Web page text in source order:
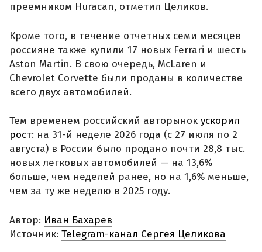
преемником Huracan, отметил Целиков.
Кроме того, в течение отчетных семи месяцев
россияне также купили 17 новых Ferrari и шесть
Aston Martin. В свою очередь, McLaren и
Chevrolet Corvette были проданы в количестве
всего двух автомобилей.
Тем временем российский авторынок ускорил
рост: на 31-й неделе 2026 года (с 27 июля по 2
августа) в России было продано почти 28,8 тыс.
новых легковых автомобилей — на 13,6%
больше, чем неделей ранее, но на 1,6% меньше,
чем за ту же неделю в 2025 году.
Автор: Иван Бахарев
Источник: Telegram-канал Сергея Целикова